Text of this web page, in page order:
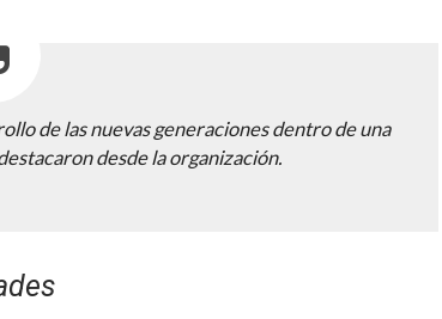
de las nuevas generaciones dentro de una
desde la organización.